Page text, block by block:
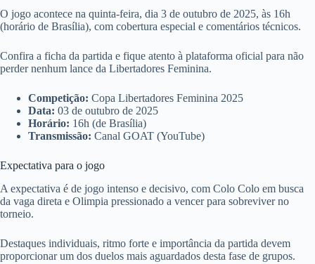
O jogo acontece na quinta-feira, dia 3 de outubro de 2025, às 16h
(horário de Brasília), com cobertura especial e comentários técnicos.
Confira a ficha da partida e fique atento à plataforma oficial para não
perder nenhum lance da Libertadores Feminina.
Competição: Copa Libertadores Feminina 2025
Data: 03 de outubro de 2025
Horário: 16h (de Brasília)
Transmissão: Canal GOAT (YouTube)
Expectativa para o jogo
A expectativa é de jogo intenso e decisivo, com Colo Colo em busca
da vaga direta e Olimpia pressionado a vencer para sobreviver no
torneio.
Destaques individuais, ritmo forte e importância da partida devem
proporcionar um dos duelos mais aguardados desta fase de grupos.